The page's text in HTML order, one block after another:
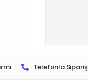
Telefonla Sipariş